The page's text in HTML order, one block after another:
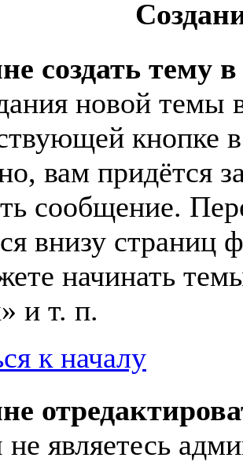
создать тему
новой темы
кнопке
вам придётся
сообщение.
внизу
начинать
и т. п.
к началу
являетесь